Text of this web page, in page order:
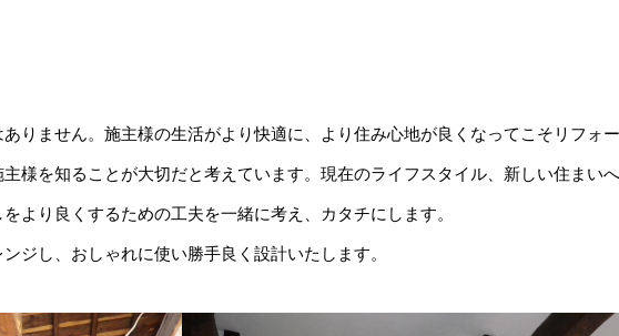
りません。施主様の生活がより快適に、より住み心地が良くなってこそリフォ
様を知ることが大切だと考えています。現在のライフスタイル、新しい住まい
より良くするための工夫を一緒に考え、カタチにします。
ジし、おしゃれに使い勝手良く設計いたします。